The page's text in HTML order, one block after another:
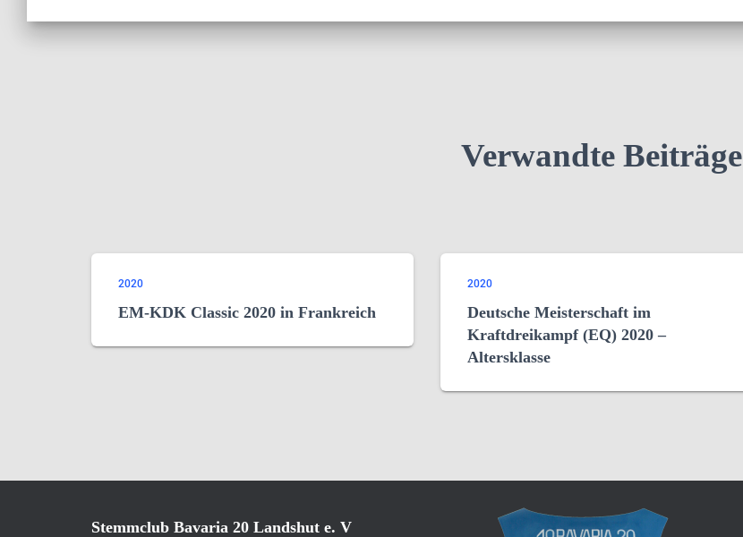
Verwandte Beiträge
2020
EM-KDK Classic 2020 in Frankreich
2020
Deutsche Meisterschaft im
Kraftdreikampf (EQ) 2020 –
Altersklasse
Stemmclub Bavaria 20 Landshut e. V